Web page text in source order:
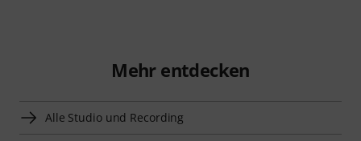
Mehr entdecken
Alle Studio und Recording